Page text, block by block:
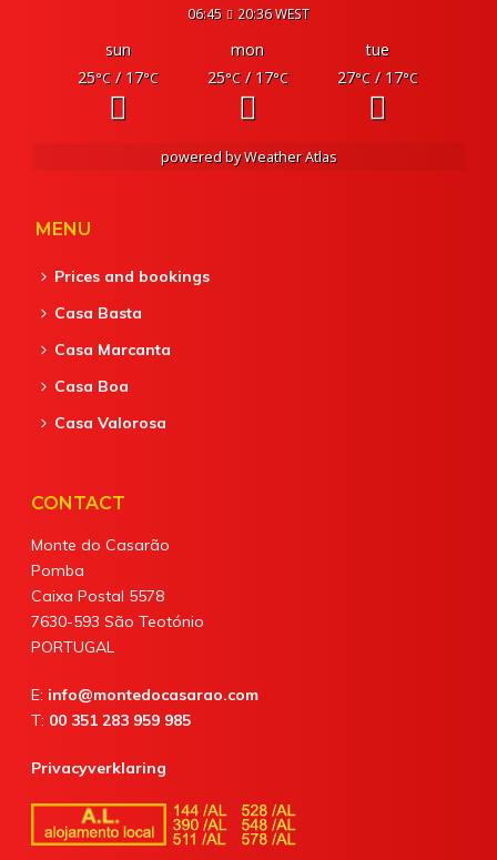
06:45 20:36 WEST
sun mon
tue
25°C/ 17°C 25°C/ 17°C 27°C/ 17°C
powered byWeather Atlas
MENU
Prices and bookings
Casa Basta
Casa Marcanta
Casa Boa
Casa Valorosa
CONTACT
Monte do Casarão
Pomba
Caixa Postal 5578
7630-593 São Teotónio
PORTUGAL
E: info@montedocasarao.com
T: 00 351 283 959 985
Privacyverklaring